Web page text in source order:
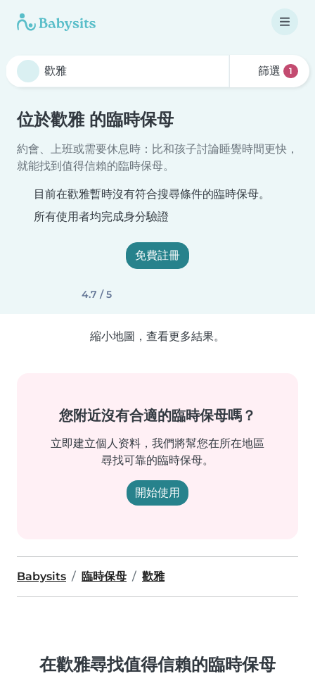
篩選 1
位於歡雅 的臨時保母
約會、上班或需要休息時：比和孩子討論睡覺時間更快，
就能找到值得信賴的臨時保母。
目前在歡雅暫時沒有符合搜尋條件的臨時保母。
所有使用者均完成身分驗證
免費註冊
4.7 / 5
縮小地圖，查看更多結果。
您附近沒有合適的臨時保母嗎？
立即建立個人资料，我們將幫您在所在地區
尋找可靠的臨時保母。
開始使用
Babysits 臨時保母 歡雅
在歡雅尋找值得信賴的臨時保母